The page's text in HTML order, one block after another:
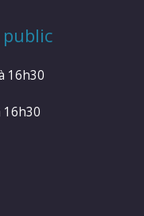
public
16h30
16h30